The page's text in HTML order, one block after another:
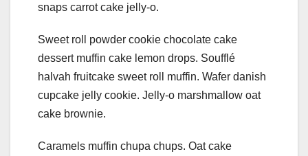
snaps carrot cake jelly-o.
Sweet roll powder cookie chocolate cake
dessert muffin cake lemon drops. Soufflé
halvah fruitcake sweet roll muffin. Wafer danish
cupcake jelly cookie. Jelly-o marshmallow oat
cake brownie.
Caramels muffin chupa chups. Oat cake